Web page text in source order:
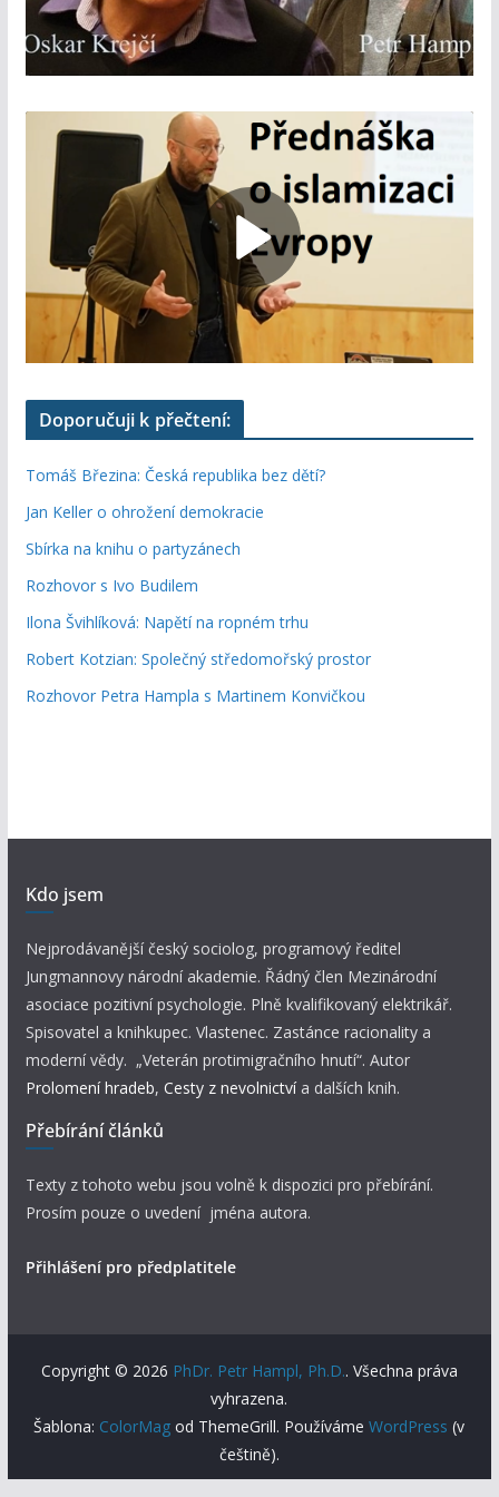
Doporučuji k přečtení:
Tomáš Březina: Česká republika bez dětí?
Jan Keller o ohrožení demokracie
Sbírka na knihu o partyzánech
Rozhovor s Ivo Budilem
Ilona Švihlíková: Napětí na ropném trhu
Robert Kotzian: Společný středomořský prostor
Rozhovor Petra Hampla s Martinem Konvičkou
Kdo jsem
Nejprodávanější český sociolog, programový ředitel
Jungmannovy národní akademie. Řádný člen Mezinárodní
asociace pozitivní psychologie. Plně kvalifikovaný elektrikář.
Spisovatel a knihkupec. Vlastenec. Zastánce racionality a
moderní vědy. „Veterán protimigračního hnutí“. Autor
Prolomení hradeb, Cesty z nevolnictví a dalších knih.
Přebírání článků
Texty z tohoto webu jsou volně k dispozici pro přebírání.
Prosím pouze o uvedení jména autora.
Přihlášení pro předplatitele
Copyright © 2026 PhDr. Petr Hampl, Ph.D.. Všechna práva
vyhrazena.
Šablona: ColorMag od ThemeGrill. PoužívámeWordPress (v
češtině).